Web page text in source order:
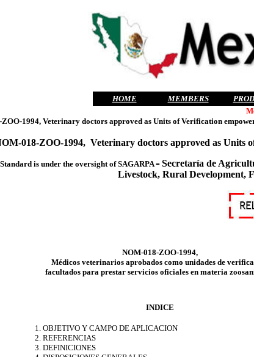
HOME MEMBERS
1994, Veterinary doctors approved as Units of Verification
018-ZOO-1994, Veterinary doctors approved as Units
is under the oversight ofSAGARPA= Secretaría de
Livestock, Rural Development,
NOM-018-ZOO-1994,
Médicos veterinarios aprobados como unidades de
facultados para prestar servicios oficiales en materia
INDICE
1. OBJETIVO Y CAMPO DE APLICACION
2. REFERENCIAS
3. DEFINICIONES